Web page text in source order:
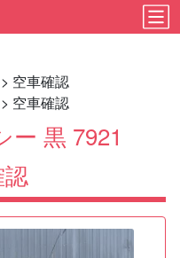
> 空車確認
> 空車確認
黒 7921
認